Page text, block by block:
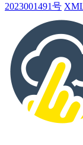
2023001491号